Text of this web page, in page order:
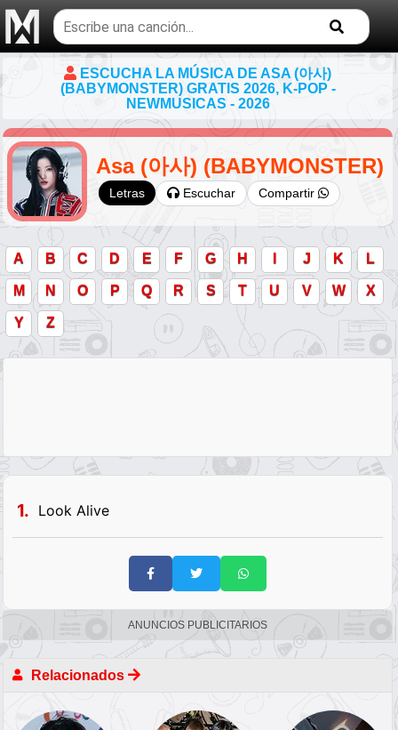
Buscar
temas
musicales
ESCUCHA LA MÚSICA DE ASA (아사)
(BABYMONSTER) GRATIS 2026, K-POP -
NEWMUSICAS - 2026
Asa (아사) (BABYMONSTER)
Letras Escuchar Compartir
A B C D E F G H I J K L
M N O P Q R S T U V W X
Y Z
1. Look Alive
ANUNCIOS PUBLICITARIOS
Relacionados